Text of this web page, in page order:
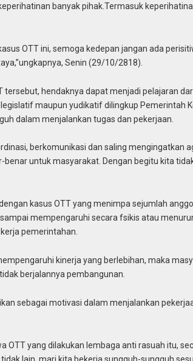
banyak pihak.Termasuk
OTT ini, semoga kedepan jangan ada
Senin (29/10/2818).
tersebut, hendaknya dapat menjadi pelajaran
maupun yudikatif dilingkup Pemerintah
dalam menjalankan tugas dan pekerjaan.
berkomunikasi dan saling mengingatkan
untuk masyarakat. Dengan begitu kita
kasus OTT yang menimpa sejumlah
mempengaruhi secara fsikis atau
pemerintahan.
kinerja yang berlebihan, maka
berjalannya pembangunan.
sebagai motivasi dalam menjalankan
OTT yang dilakukan lembaga anti rasuah itu,
lain, mari kita bekerja sungguh-sungguh